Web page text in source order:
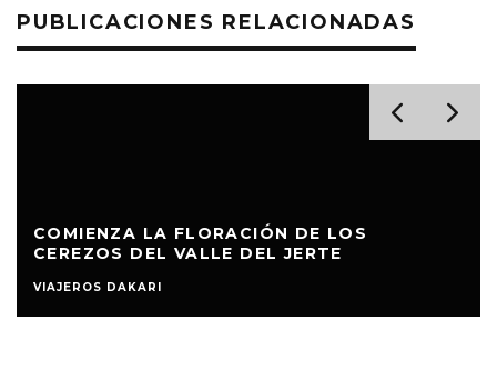
PUBLICACIONES RELACIONADAS
COMIENZA LA FLORACIÓN DE LOS
CEREZOS DEL VALLE DEL JERTE
VIAJEROS DAKARI